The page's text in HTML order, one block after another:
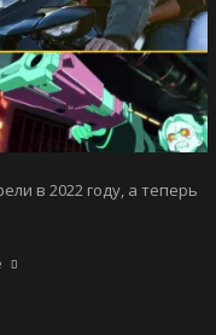
в 2022 году, а теперь